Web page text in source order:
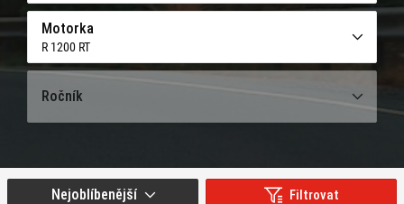
Motorka
R 1200 RT
Ročník
Filtrovat
Nejoblíbenější